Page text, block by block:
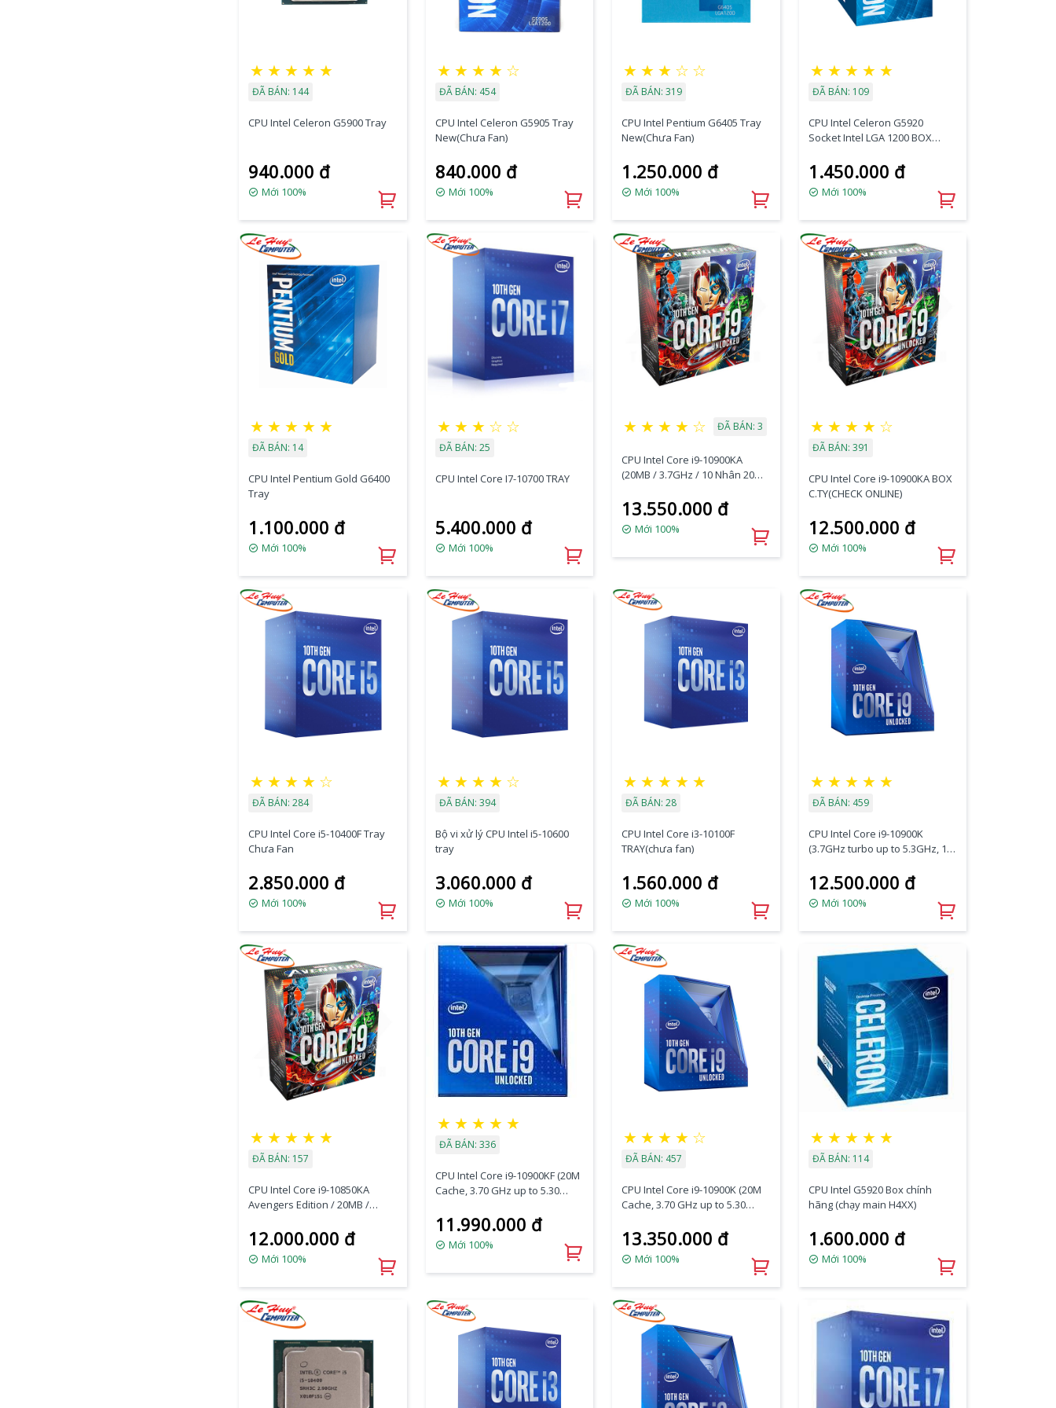
★ ★ ★ ★ ★
ĐÃ BÁN: 144
CPU Intel Celeron G5900 Tray
940.000 đ
Mới 100%
★ ★ ★ ★ ☆
ĐÃ BÁN: 454
CPU Intel Celeron G5905 Tray
New(Chưa Fan)
840.000 đ
Mới 100%
★ ★ ★ ☆ ☆
ĐÃ BÁN: 319
CPU Intel Pentium G6405 Tray
New(Chưa Fan)
1.250.000 đ
Mới 100%
★ ★ ★ ★ ★
ĐÃ BÁN: 109
CPU Intel Celeron G5920
Socket Intel LGA 1200 BOX
1.450.000 đ
Mới 100%
★ ★ ★ ★ ★
ĐÃ BÁN: 14
CPU Intel Pentium Gold G6400
Tray
1.100.000 đ
Mới 100%
★ ★ ★ ☆ ☆
ĐÃ BÁN: 25
CPU Intel Core I7-10700 TRAY
5.400.000 đ
Mới 100%
★ ★ ★ ★ ☆ ĐÃ BÁN: 3
CPU Intel Core i9-10900KA
(20MB / 3.7GHz / 10 Nhân 20
13.550.000 đ
Mới 100%
★ ★ ★ ★ ☆
ĐÃ BÁN: 391
CPU Intel Core i9-10900KA BOX
C.TY(CHECK ONLINE)
12.500.000 đ
Mới 100%
★ ★ ★ ★ ☆
ĐÃ BÁN: 284
CPU Intel Core i5-10400F Tray
Chưa Fan
2.850.000 đ
Mới 100%
★ ★ ★ ★ ☆
ĐÃ BÁN: 394
Bộ vi xử lý CPU Intel i5-10600
tray
3.060.000 đ
Mới 100%
★ ★ ★ ★ ★
ĐÃ BÁN: 28
CPU Intel Core i3-10100F
TRAY(chưa fan)
1.560.000 đ
Mới 100%
★ ★ ★ ★ ★
ĐÃ BÁN: 459
CPU Intel Core i9-10900K
(3.7GHz turbo up to 5.3GHz, 10
125W) - Socket Intel LGA 1200
Box C.TY (CHECK ONLINE)
12.500.000 đ
Mới 100%
★ ★ ★ ★ ★
ĐÃ BÁN: 157
CPU Intel Core i9-10850KA
Avengers Edition / 20MB /
12.000.000 đ
Mới 100%
★ ★ ★ ★ ★
ĐÃ BÁN: 336
CPU Intel Core i9-10900KF (20M
Cache, 3.70 GHz up to 5.30
Comet Lake-S)
11.990.000 đ
Mới 100%
★ ★ ★ ★ ☆
ĐÃ BÁN: 457
CPU Intel Core i9-10900K (20M
Cache, 3.70 GHz up to 5.30
Comet Lake-S) Chính Hãng
13.350.000 đ
Mới 100%
★ ★ ★ ★ ★
ĐÃ BÁN: 114
CPU Intel G5920 Box chính
hãng (chạy main H4XX)
1.600.000 đ
Mới 100%